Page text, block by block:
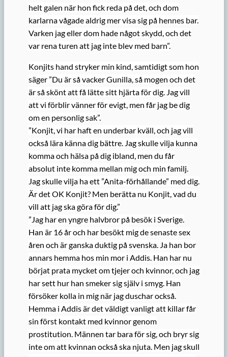
helt galen när hon fick reda på det, och dom
karlarna vågade aldrig mer visa sig på hennes bar.
Varken jag eller dom hade något skydd, och det
var rena turen att jag inte blev med barn”.
Konjits hand stryker min kind, samtidigt som hon
säger ”Du är så vacker Gunilla, så mogen och det
är så skönt att få lätte sitt hjärta för dig. Jag vill
att vi förblir vänner för evigt, men får jag be dig
om en personlig sak”.
”Konjit, vi har haft en underbar kväll, och jag vill
också lära känna dig bättre. Jag skulle vilja kunna
komma och hälsa på dig ibland, men du får
absolut inte komma mellan mig och min familj.
Jag skulle vilja ha ett ”Anita-förhållande” med dig.
Är det OK Konjit? Men berätta nu Konjit, vad du
vill att jag ska göra för dig.”
”Jag har en yngre halvbror på besök i Sverige.
Han är 16 år och har besökt mig de senaste sex
åren och är ganska duktig på svenska. Ja han bor
annars hemma hos min mor i Addis. Han har nu
börjat prata mycket om tjejer och kvinnor, och jag
har sett hur han smeker sig själv i smyg. Han
försöker kolla in mig när jag duschar också.
Hemma i Addis är det väldigt vanligt att killar får
sin först kontakt med kvinnor genom
prostitution. Männen tar bara för sig, och bryr sig
inte om att kvinnan också ska njuta. Men jag skull